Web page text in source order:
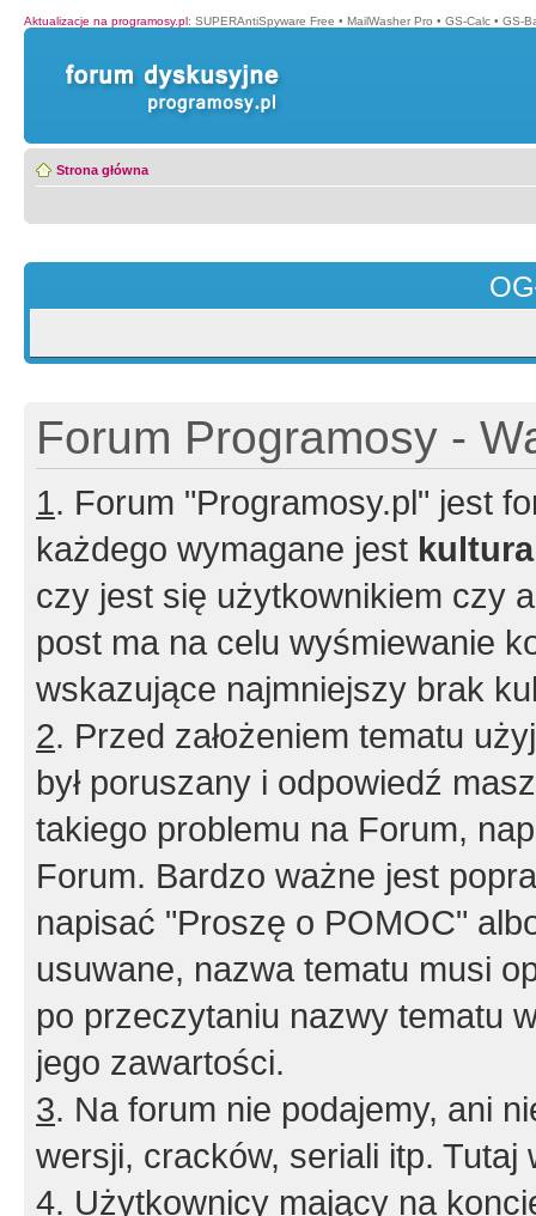
Aktualizacje na programosy.pl: SUPERAntiSpyware Free • MailWasher Pro • GS-Calc • GS-
Strona główna
Forum Programosy -
1. Forum "Programosy.pl" jest
każdego wymagane jest
czy jest się użytkownikiem czy
post ma na celu wyśmiewanie
wskazujące najmniejszy brak
2. Przed założeniem tematu
był poruszany i odpowiedź
takiego problemu na Forum,
Forum. Bardzo ważne jest
napisać "Proszę o POMOC"
usuwane, nazwa tematu musi
po przeczytaniu nazwy tematu
jego zawartości.
3. Na forum nie podajemy, ani
wersji, cracków, seriali itp. Tutaj
4. Użytkownicy mający na